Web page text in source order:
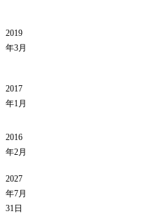
2019
年3月
2017
年1月
2016
年2月
2027
年7月
31日